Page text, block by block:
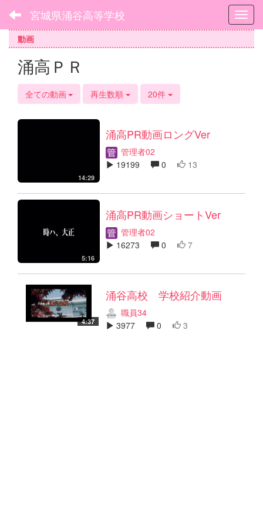
宮城県涌谷高等学校
動画
涌高ＰＲ
全ての動画 再生数順 20件
14:29
涌高PR動画ロングVer
管理者02
19199
0 13
5:16
涌高PR動画ショートVer
管理者02
16273
0 7
4:37
涌谷高校 学校紹介動画
職員34
3977
0 3